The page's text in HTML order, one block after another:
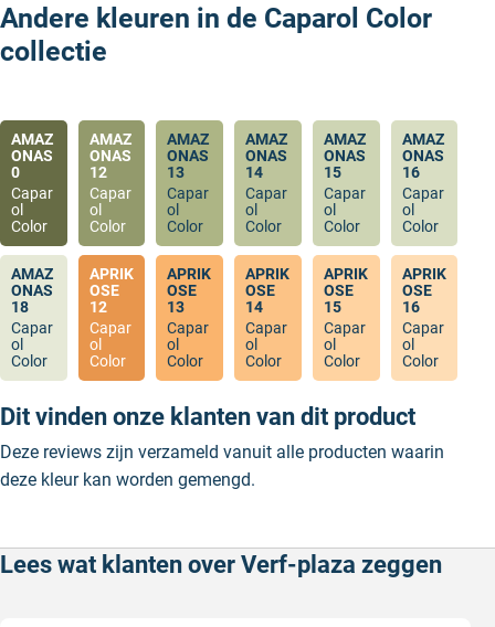
Andere kleuren in de Caparol Color
collectie
AMAZ
ONAS
0
Capar
ol
Color
AMAZ
ONAS
12
Capar
ol
Color
AMAZ
ONAS
13
Capar
ol
Color
AMAZ
ONAS
14
Capar
ol
Color
AMAZ
ONAS
15
Capar
ol
Color
AMAZ
ONAS
16
Capar
ol
Color
AMAZ
ONAS
18
Capar
ol
Color
APRIK
OSE
12
Capar
ol
Color
APRIK
OSE
13
Capar
ol
Color
APRIK
OSE
14
Capar
ol
Color
APRIK
OSE
15
Capar
ol
Color
APRIK
OSE
16
Capar
ol
Color
Dit vinden onze klanten van dit product
Deze reviews zijn verzameld vanuit alle producten waarin
deze kleur kan worden gemengd.
Lees wat klanten over Verf-plaza zeggen